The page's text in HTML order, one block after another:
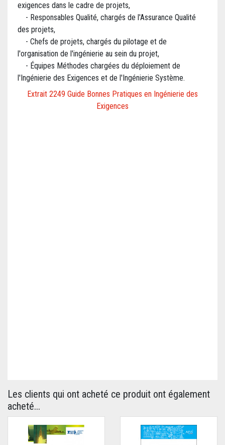
exigences dans le cadre de projets,
- Responsables Qualité, chargés de l'Assurance Qualité
des projets,
- Chefs de projets, chargés du pilotage et de
l'organisation de l'ingénierie au sein du projet,
- Équipes Méthodes chargées du déploiement de
l'Ingénierie des Exigences et de l'Ingénierie Système.
Extrait 2249 Guide Bonnes Pratiques en Ingénierie des
Exigences
Les clients qui ont acheté ce produit ont également
acheté...